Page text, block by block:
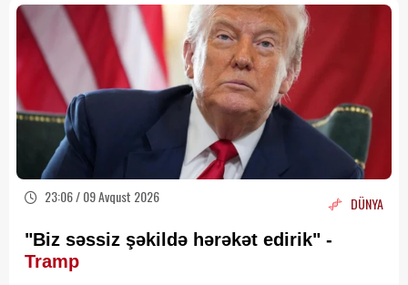
23:06 / 09 Avqust 2026 DÜNYA
"Biz səssiz şəkildə hərəkət edirik" -
Tramp